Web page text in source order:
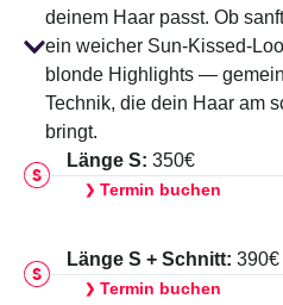
deinem Haar passt. Ob
ein weicher Sun-Kissed-
blonde Highlights —
Technik, die dein Haar am
bringt.
Länge S: 350€
❯ Termin buchen
Länge S + Schnitt: 390€
❯ Termin buchen